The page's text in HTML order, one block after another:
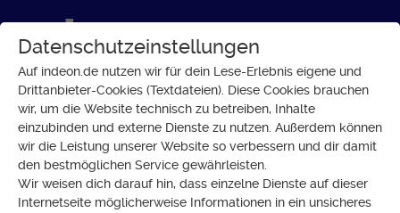
DOSSIER
Jüdisches Leben in
Deutschland
Datenschutzeinstellungen
Auf indeon.de nutzen wir für dein Lese-Erlebnis eigene und
Drittanbieter-Cookies (Textdateien). Diese Cookies brauchen
wir, um die Website technisch zu betreiben, Inhalte
einzubinden und externe Dienste zu nutzen. Außerdem können
wir die Leistung unserer Website so verbessern und dir damit
den bestmöglichen Service gewährleisten.
Wir weisen dich darauf hin, dass einzelne Dienste auf dieser
Internetseite möglicherweise Informationen in ein unsicheres